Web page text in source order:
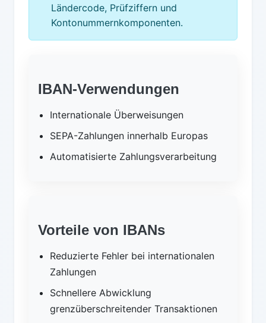
Ländercode, Prüfziffern und
Kontonummernkomponenten.
IBAN-Verwendungen
Internationale Überweisungen
SEPA-Zahlungen innerhalb Europas
Automatisierte Zahlungsverarbeitung
Vorteile von IBANs
Reduzierte Fehler bei internationalen
Zahlungen
Schnellere Abwicklung
grenzüberschreitender Transaktionen